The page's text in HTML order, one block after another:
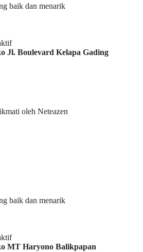
baik dan menarik
Jl. Boulevard Kelapa Gading
oleh Neteazen
baik dan menarik
MT Haryono Balikpapan